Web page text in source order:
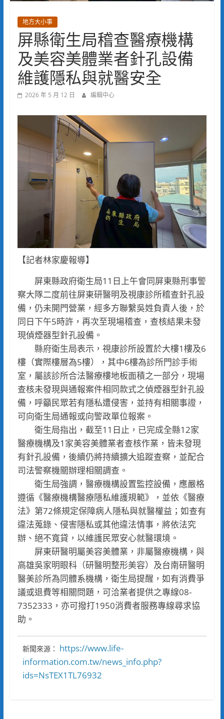
地方大小事
屏縣衛生局稽查醫療機構
及美容美體業者針孔設備
維護隱私與就醫安全
2026 年 5 月 12 日 編輯中心
【記者林家慶報導】
屏東縣政府衛生局11日上午會同屏東縣刑事警
察大隊二度前往屏東研醫明及視康診所稽查針孔設
備，仍未開門營業，經多方聯繫吳姓負責人後，於
同日下午5時許，再次至現場稽查，查核結果未發
現偵煙器型針孔設備。
縣府衛生局表示，視康診所設置於大樓1樓及6
樓（實際樓層為5樓），其中6樓為診所門診手術
室，屬該診所合法醫療樓地板面積之一部分，現場
查核未發現與通報案件相同款式之偵煙器型針孔設
備，呼籲民眾若有隱私遭侵害，並持有相關事證，
可向衛生局通報或向警政單位報案。
衛生局指出，截至11日止，已完成全縣12家
醫療機構及1家美容美體業者查核作業，皆未發現
有針孔設備，後續仍將持續擴大追蹤查察，並配合
司法警察機關辦理相關調查。
衛生局強調，醫療機構設置監控設備，應嚴格
遵循《醫療機構醫療隱私維護規範》，並依《醫療
法》第72條規定保障病人隱私與就醫權益；如查有
違法蒐錄、侵害隱私或其他違法情事，將依法究
辦、絕不寬貸，以維護民眾安心就醫環境。
屏東研醫明屬美容美體業，非屬醫療機構，與
高雄吳家明眼科（研醫明整形美容）及台南研醫明
醫美診所為同體系機構，衛生局提醒，如有消費爭
議或退費等相關問題，可洽業者提供之專線08-
7352333，亦可撥打1950消費者服務專線尋求協
助。
新聞來源： https://www.life-
information.com.tw/news_info.php?
ids=NsTEX1TL76932